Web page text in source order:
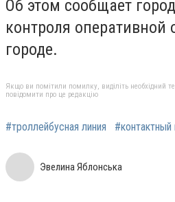
Об этом сообщает
контроля оперативной
городе.
Якщо ви помітили помилку, виділіть необхідний
повідомити про це редакцію
#троллейбусная линия #контактный
Эвелина Яблонська